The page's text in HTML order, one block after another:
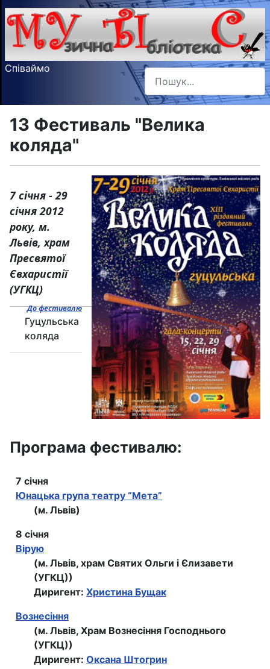
Співаймо Пошук
Type 2 or more characters
13 Фестиваль "Велика
коляда"
7 січня - 29
січня 2012
року, м.
Львів, храм
Пресвятої
Євхаристії
(УГКЦ)
До фестивалю
Гуцульська
коляда
Програма фестивалю:
7 січня
Юнацька група театру “Мета”
(м. Львів)
8 січня
Вірую
(м. Львів, храм Святих Ольги і Єлизавети
(УГКЦ))
Диригент: Христина Бущак
Вознесіння
(м. Львів, Храм Вознесіння Господнього
(УГКЦ))
Диригент: Оксана Штогрин